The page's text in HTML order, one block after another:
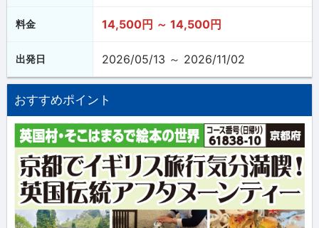
料金 14,500円 ～ 14,500円
出発日 2026/05/13 ～ 2026/11/02
おすすめポイント